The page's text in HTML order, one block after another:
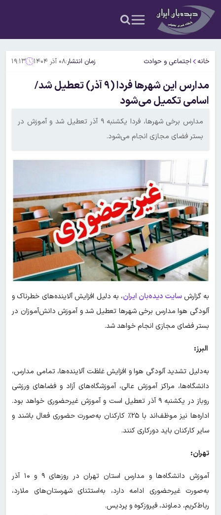
خانه اجتماعی و حوادث زمان انتشار:۰۸ آذر ۱۴۰۴ ۱۹:۱۳
مدارس این شهرها فردا (۹ آذر) تعطیل شد/
اسامی تکمیل می‌شود
مدارس برخی شهرها، فردا یکشنبه ۹ آذر تعطیل شد و آموزش در
بستر فضای مجازی انجام می‌شود.
به گزارشسایت دیده‌بان ایران، به دلیل افزایش آلاینده‌های خطرناک و
آلودگی هوا مدارس برخی شهرها تعطیل شد و آموزش دانش‌آموزان در
بستر فضای مجازی انجام خواهد شد.
البرز:
به‌دلیل تشدید آلودگی هوا و افزایش غلظت آلاینده‌ها، تمامی مدارس،
دانشگاه‌ها، مراکز آموزش عالی، آموزشگاه‌های آزاد و فضاهای ورزشی
روباز در یکشنبه ۹ آذر تعطیل است و آموزش غیرحضوری خواهد بود.
اداره‌ها نیز موظف‌اند با ۲۵٪ کارکنان به‌صورت حضوری فعال باشند و
سایر کارکنان باید دورکاری کنند.
تهران:
آموزش دانشگاه‌ها و مدارس استان تهران در روزهای ۹ و ۱۰ آذر
به‌صورت غیرحضوری ادامه دارد، به‌استثنای شهرستان‌های ملارد،
رباط‌کریم، دماوند، فیروزکوه و پردیس.